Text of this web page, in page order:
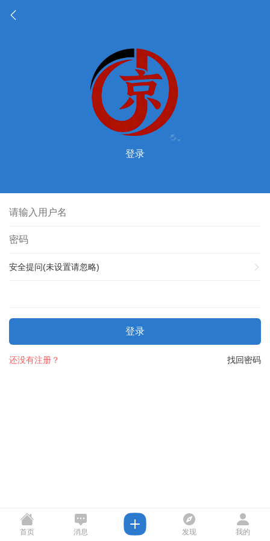
登录
安全提问(未设置请忽略)
登录
找回密码
还没有注册？
首页 消息 发现 我的